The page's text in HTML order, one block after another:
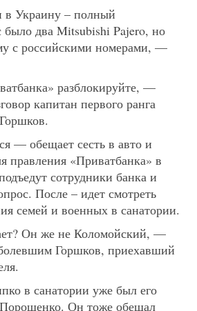
Украину – полный
два Mitsubishi Pajero, но
с российскими номерами, —
разблокируйте, —
капитан первого ранга
— обещает сесть в авто и
правления «Приватбанка» в
сотрудники банка и
После – идет смотреть
семей и военных в санатории.
Он же не Коломойский, —
Горшков, приехавший
в санатории уже был его
Он тоже обещал